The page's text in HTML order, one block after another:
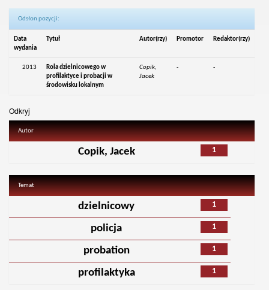
Odsłon pozycji:
Data
wydania
Tytuł Autor(rzy) Promotor Redaktor(rzy)
2013
Rola dzielnicowego w
profilaktyce i probacji w
środowisku lokalnym
Copik,
Jacek
- -
Odkryj
Autor
1
Copik, Jacek
Temat
1
dzielnicowy
1
policja
1
probation
1
profilaktyka